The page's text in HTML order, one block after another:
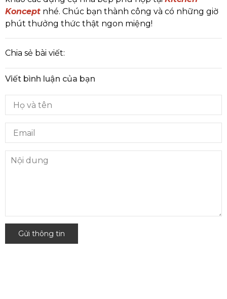
Koncept nhé. Chúc bạn thành công và có những giờ
phút thưởng thức thật ngon miệng!
Chia sẻ bài viết:
Viết bình luận của bạn
Gửi thông tin